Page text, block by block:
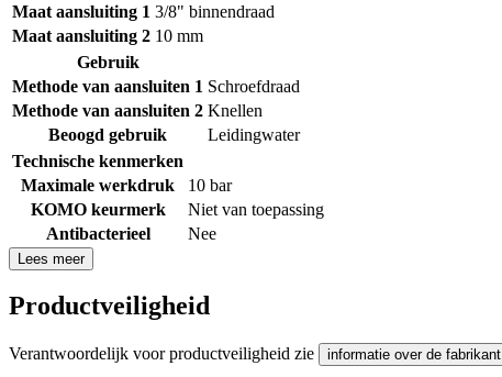
Maat aansluiting 1 3/8" binnendraad
Maat aansluiting 2 10 mm
Gebruik
Methode van aansluiten 1 Schroefdraad
Methode van aansluiten 2 Knellen
Beoogd gebruik
Leidingwater
Technische kenmerken
Maximale werkdruk
10 bar
KOMO keurmerk
Niet van toepassing
Antibacterieel
Nee
Lees meer
Productveiligheid
Verantwoordelijk voor productveiligheid zie informatie over de fabrikant